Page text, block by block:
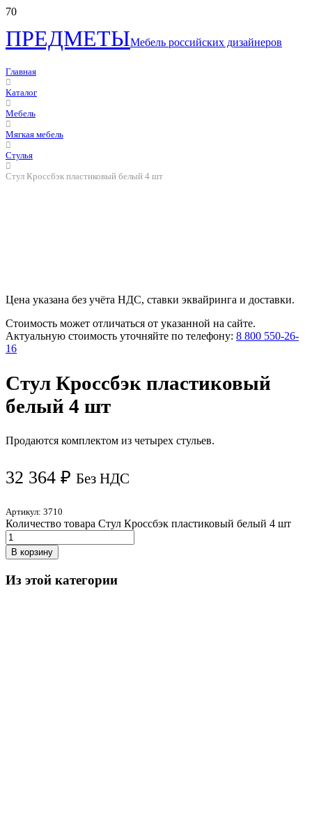
ПРЕДМЕТЫМебель российских дизайнеров
Главная
Каталог
Мебель
Мягкая мебель
Стулья
Стул Кроссбэк пластиковый белый 4 шт
Цена указана без учёта НДС, ставки эквайринга и доставки.
Стоимость может отличаться от указанной на сайте.
Актуальную стоимость уточняйте по телефону: 8 800 550-26-
16
Стул Кроссбэк пластиковый
белый 4 шт
Продаются комплектом из четырех стульев.
32 364 ₽ Без НДС
Артикул: 3710
Количество товара Стул Кроссбэк пластиковый белый 4 шт
В корзину
Из этой категории